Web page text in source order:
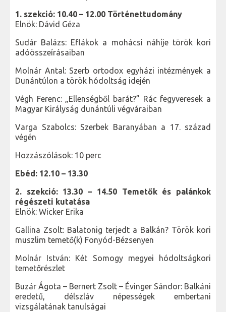
1. szekció: 10.40 – 12.00 Történettudomány
Elnök: Dávid Géza
Sudár Balázs: Eflákok a mohácsi náhíje török kori
adóösszeírásaiban
Molnár Antal: Szerb ortodox egyházi intézmények a
Dunántúlon a török hódoltság idején
Végh Ferenc: „Ellenségből barát?” Rác fegyveresek a
Magyar Királyság dunántúli végváraiban
Varga Szabolcs: Szerbek Baranyában a 17. század
végén
Hozzászólások: 10 perc
Ebéd: 12.10 – 13.30
2. szekció: 13.30 – 14.50 Temetők és palánkok
régészeti kutatása
Elnök: Wicker Erika
Gallina Zsolt: Balatonig terjedt a Balkán? Török kori
muszlim temető(k) Fonyód-Bézsenyen
Molnár István: Két Somogy megyei hódoltságkori
temetőrészlet
Buzár Ágota – Bernert Zsolt – Évinger Sándor: Balkáni
eredetű, délszláv népességek embertani
vizsgálatának tanulságai